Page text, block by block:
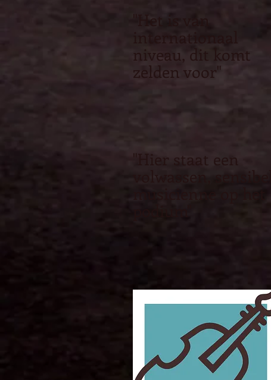
"Het is van
internationaal
niveau, dit komt
zelden voor"
"Hier staat een
volwassen, sensibele